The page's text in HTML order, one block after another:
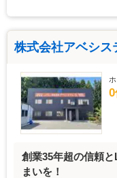
株式会社アベシス
創業35年超の信頼
まいを！